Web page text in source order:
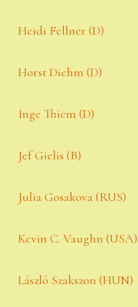
Heidi Fellner (D)
Horst Diehm (D)
Inge Thiem (D)
Jef Gielis (B)
Julia Gosakova (RUS)
Kevin C. Vaughn (USA)
László Szakszon (HUN)